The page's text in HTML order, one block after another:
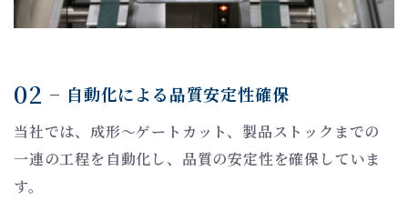
02 自動化による品質安定性確保
当社では、成形～ゲートカット、製品ストックまでの
一連の工程を自動化し、品質の安定性を確保していま
す。